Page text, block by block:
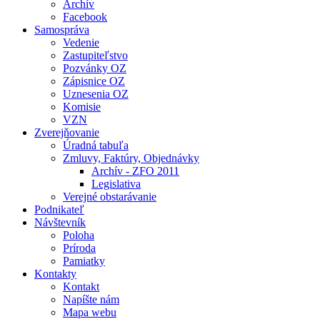
Archív
Facebook
Samospráva
Vedenie
Zastupiteľstvo
Pozvánky OZ
Zápisnice OZ
Uznesenia OZ
Komisie
VZN
Zverejňovanie
Úradná tabuľa
Zmluvy, Faktúry, Objednávky
Archív - ZFO 2011
Legislativa
Verejné obstarávanie
Podnikateľ
Návštevník
Poloha
Príroda
Pamiatky
Kontakty
Kontakt
Napíšte nám
Mapa webu